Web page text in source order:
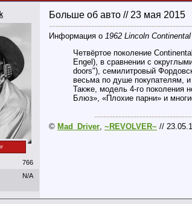
766
N/A
Больше об авто // 23 мая 2015
Информация о 1962 Lincoln
Четвёртое поколение
Engel), в сравнении с
doors"), семилитровый
весьма по душе покупателям,
Также, модель 4-го поколения
Блюз», «Плохие парни» и
© Mad_Driver ~REVOLVER~ //